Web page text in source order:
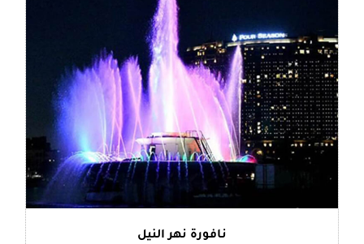
نافورة نهر النيل